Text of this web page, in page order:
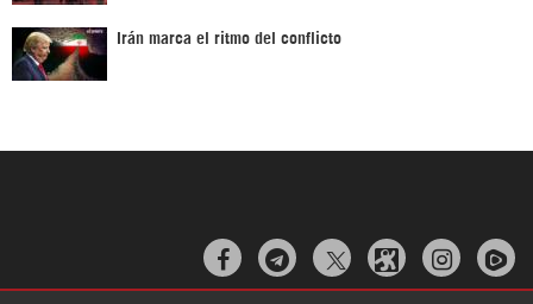
Irán marca el ritmo del conflicto
  